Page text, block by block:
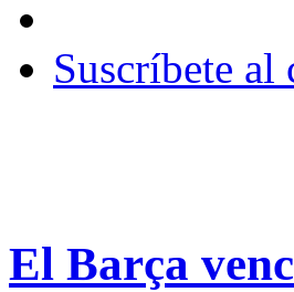
Suscríbete al
El Barça